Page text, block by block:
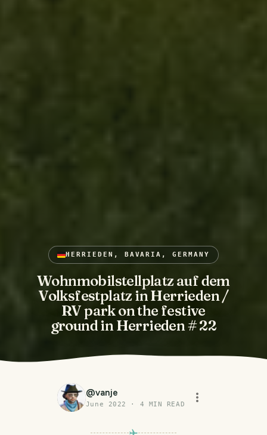
HERRIEDEN, BAVARIA, GERMANY
Wohnmobilstellplatz auf dem
Volksfestplatz in Herrieden /
RV park on the festive
ground in Herrieden # 22
@vanje
June 2022 · 4 MIN READ